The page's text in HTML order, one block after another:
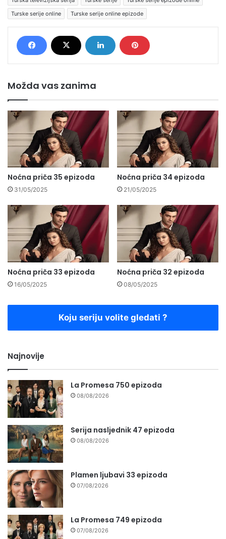
Turske serije online
Turske serije online epizode
Možda vas zanima
Noćna priča 35 epizoda
31/05/2025
Noćna priča 34 epizoda
21/05/2025
Noćna priča 33 epizoda
16/05/2025
Noćna priča 32 epizoda
08/05/2025
Koju seriju volite gledati ?
Najnovije
La Promesa 750 epizoda
08/08/2026
Serija nasljednik 47 epizoda
08/08/2026
Plamen ljubavi 33 epizoda
07/08/2026
La Promesa 749 epizoda
07/08/2026